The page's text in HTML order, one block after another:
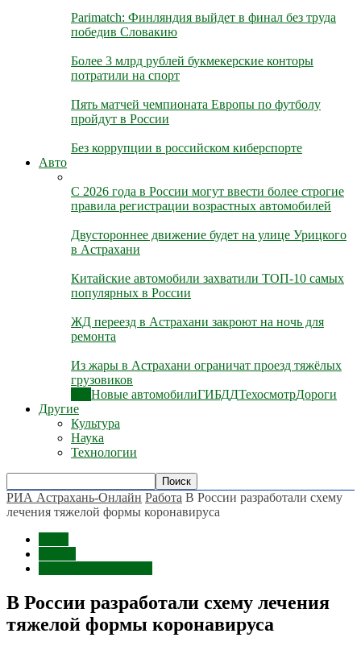
Parimatch: Финляндия выйдет в финал без труда
победив Словакию
Более 3 млрд рублей букмекерские конторы
потратили на спорт
Пять матчей чемпионата Европы по футболу
пройдут в России
Без коррупции в российском киберспорте
Авто
С 2026 года в России могут ввести более строгие
правила регистрации возрастных автомобилей
Двустороннее движение будет на улице Урицкого
в Астрахани
Китайские автомобили захватили ТОП-10 самых
популярных в России
ЖД переезд в Астрахани закроют на ночь для
ремонта
Из жары в Астрахани ограничат проезд тяжёлых
грузовиков
Новые автомобилиГИБДДТехосмотрДороги
Другие
Культура
Наука
Технологии
РИА Астрахань-Онлайн Работа В России разработали схему
лечения тяжелой формы коронавируса
В России разработали схему лечения
тяжелой формы коронавируса